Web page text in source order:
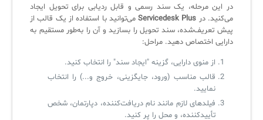
در این مرحله، یک سند رسمی و قابل ردیابی برای تحویل ایجاد
می‌کنید. در Servicedesk Plusمی‌توانید با استفاده از یک قالب از
پیش تعریف‌شده، سند تحویل را بسازید و آن را به‌طور مستقیم به
دارایی اختصاص دهید. مراحل:
از منوی دارایی، گزینه "ایجاد سند" را انتخاب کنید.
قالب مناسب (ورود، جایگزینی، خروج و...) را انتخاب
نمایید.
فیلدهای لازم مانند نام دریافت‌کننده، دپارتمان، شخص
تأییدکننده، و محل را پر کنید.